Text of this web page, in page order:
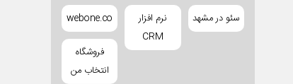
سئو در مشهد
نرم افزار
CRM
webone.co
فروشگاه
انتخاب من